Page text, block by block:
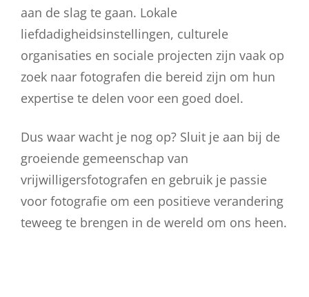
aan de slag te gaan. Lokale
liefdadigheidsinstellingen, culturele
organisaties en sociale projecten zijn vaak op
zoek naar fotografen die bereid zijn om hun
expertise te delen voor een goed doel.
Dus waar wacht je nog op? Sluit je aan bij de
groeiende gemeenschap van
vrijwilligersfotografen en gebruik je passie
voor fotografie om een positieve verandering
teweeg te brengen in de wereld om ons heen.